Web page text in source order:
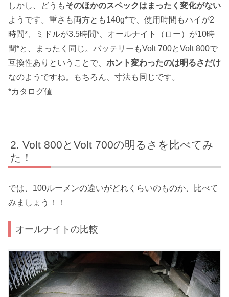
しかし、どうもそのほかのスペックはまったく変化がない
ようです。重さも両方とも140g*で、使用時間もハイが2
時間*、ミドルが3.5時間*、オールナイト（ロー）が10時
間*と、まったく同じ。バッテリーもVolt 700とVolt 800で
互換性ありということで、 ホント変わったのは明るさだけ
なのようですね。もちろん、寸法も同じです。
*カタログ値
Volt 800とVolt 700の明るさを比べてみ
た！
では、100ルーメンの違いがどれくらいのものか、比べて
みましょう！！
オールナイトの比較